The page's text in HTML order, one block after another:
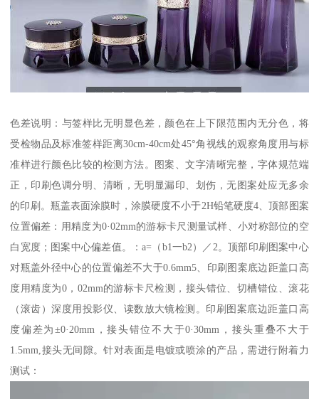
色差说明：与签样比无明显色差，颜色在上下限范围内无分色，将
受检物品及标准签样距离30cm-40cm处45°角视线的观察角度用与标
准样进行颜色比较的检测方法。图案、文字清晰完整，字体规范端
正，印刷色调分明、清晰，无明显漏印、划伤，无图案处应无多余
的印刷。瓶盖表面涂膜时，涂膜硬度不小于2H铅笔硬度4、顶部图案
位置偏差：用精度为0·02mm的游标卡尺测量试样、小对称部位的空
白宽度；图案中心偏差值。：a=（b1一b2）／2。顶部印刷图案中心
对瓶盖外径中心的位置偏差不大于0.6mm5、印刷图案底边距盖口高
度用精度为0，02mm的游标卡尺检测，接头错位、切槽错位、滚花
（滚齿）深度用投影仪、读数放大镜检测。印刷图案底边距盖口高
度偏差为±0·20mm，接头错位不大于0·30mm，接头重叠不大于
1.5mm,接头无间隙。针对表面是电镀或喷涂的产品，需进行附着力
测试：